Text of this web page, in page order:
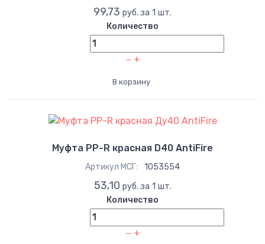
99,73 руб. за 1 шт.
Количество
− +
В корзину
Муфта PP-R красная D40 AntiFire
Артикул МСГ: 1053554
53,10 руб. за 1 шт.
Количество
− +